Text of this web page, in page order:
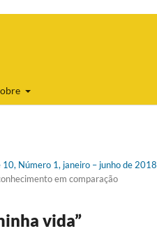
Número 1, janeiro – junho de 2018
em comparação
vida”